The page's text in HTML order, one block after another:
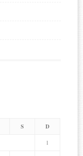
S D
1